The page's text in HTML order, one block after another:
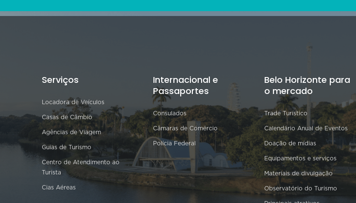
Serviços
Locadora de Veículos
Casas de Câmbio
Agências de Viagem
Guias de Turismo
Centro de Atendimento ao
Turista
Cias Aéreas
Internacional e
Passaportes
Consulados
Câmaras de Comércio
Polícia Federal
Belo Horizonte para
o mercado
Trade Turístico
Calendário Anual de Eventos
Doação de mídias
Equipamentos e serviços
Materiais de divulgação
Observatório do Turismo